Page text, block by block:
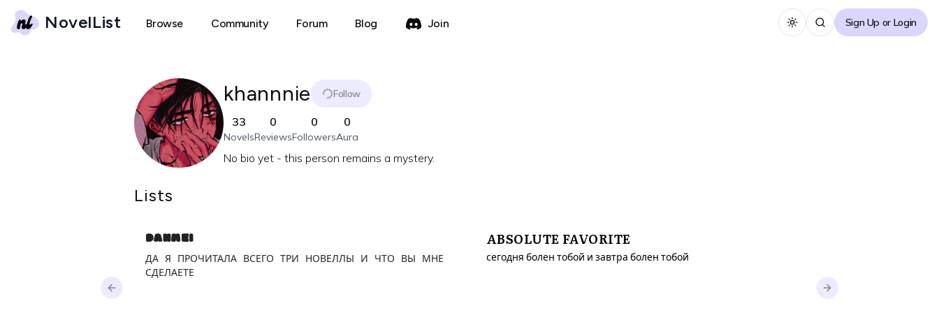
NovelList Browse Community Forum Blog Join Toggle themeSign Up or Login
khannnie Follow
33
Novels
0
Reviews
0
Followers
0
Aura
No bio yet - this person remains a mystery.
Lists
DANMEI
ДА Я ПРОЧИТАЛА ВСЕГО ТРИ НОВЕЛЛЫ И ЧТО ВЫ МНЕ
СДЕЛАЕТЕ
ABSOLUTE FAVORITE
сегодня болен тобой и завтра болен тобой
Previous slide Next slide